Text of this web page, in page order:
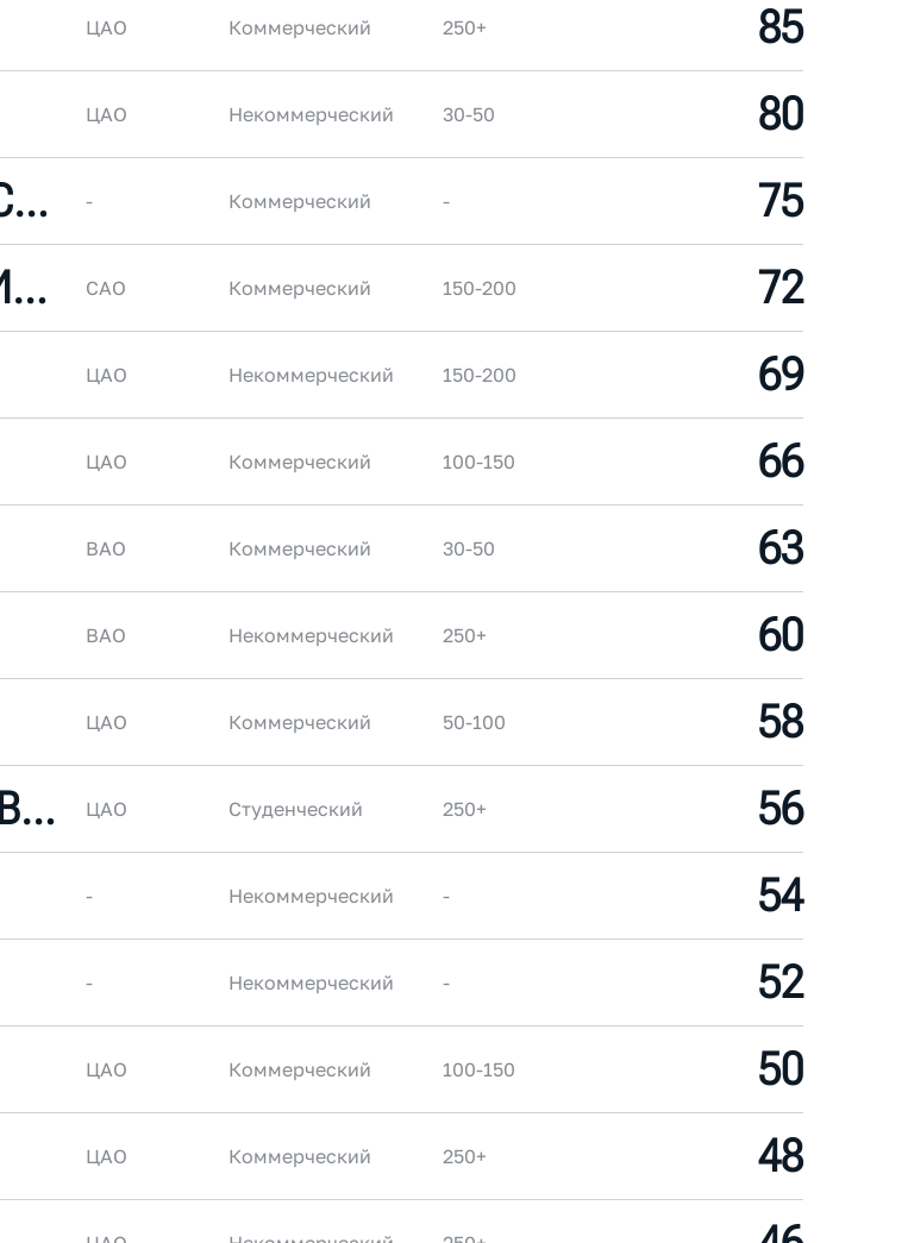
ЦАО Коммерческий 250+
85
ЦАО Некоммерческий 30-50
80
JAXTOR MARATHON CLUB - Коммерческий -
75
БЕГ С УДОВОЛЬСТВИЕМ САО Коммерческий 150-200
72
ЦАО Некоммерческий 150-200
69
ЦАО Коммерческий 100-150
66
ВАО Коммерческий 30-50
63
ВАО Некоммерческий 250+
60
ЦАО Коммерческий 50-100
58
БЕГОВОЙ КЛУБ НИУ ВШЭ ЦАО Студенческий 250+
56
- Некоммерческий -
54
- Некоммерческий -
52
ЦАО Коммерческий 100-150
50
ЦАО Коммерческий 250+
48